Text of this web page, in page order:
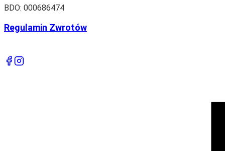
BDO: 000686474
Regulamin Zwrotów